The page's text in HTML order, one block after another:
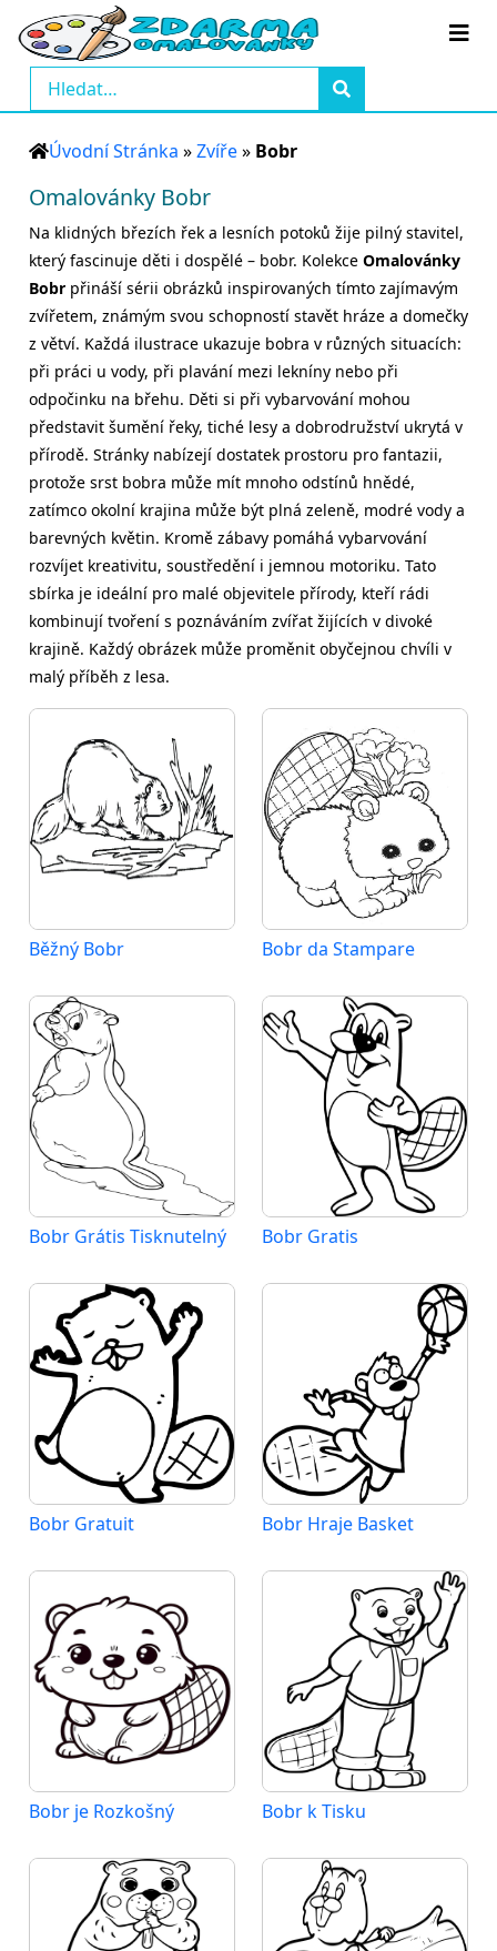
Úvodní Stránka »Zvíře» Bobr
Omalovánky Bobr
Na klidných březích řek a lesních potoků žije pilný stavitel,
který fascinuje děti i dospělé – bobr. Kolekce Omalovánky
Bobr přináší sérii obrázků inspirovaných tímto zajímavým
zvířetem, známým svou schopností stavět hráze a domečky
z větví. Každá ilustrace ukazuje bobra v různých situacích:
při práci u vody, při plavání mezi lekníny nebo při
odpočinku na břehu. Děti si při vybarvování mohou
představit šumění řeky, tiché lesy a dobrodružství ukrytá v
přírodě. Stránky nabízejí dostatek prostoru pro fantazii,
protože srst bobra může mít mnoho odstínů hnědé,
zatímco okolní krajina může být plná zeleně, modré vody a
barevných květin. Kromě zábavy pomáhá vybarvování
rozvíjet kreativitu, soustředění i jemnou motoriku. Tato
sbírka je ideální pro malé objevitele přírody, kteří rádi
kombinují tvoření s poznáváním zvířat žijících v divoké
krajině. Každý obrázek může proměnit obyčejnou chvíli v
malý příběh z lesa.
Běžný Bobr Bobr da Stampare
Bobr Grátis Tisknutelný Bobr Gratis
Bobr Gratuit Bobr Hraje Basket
Bobr je Rozkošný Bobr k Tisku